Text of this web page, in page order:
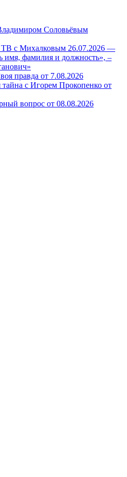
Соловьёвым
ТВ с Михалковым 26.07.2026 —
имя, фамилия и должность», –
правда от 7.08.2026
тайна с Игорем Прокопенко от
вопрос от 08.08.2026